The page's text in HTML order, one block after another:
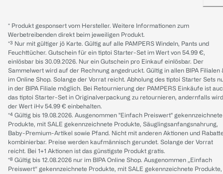
* Produkt gesponsert vom Hersteller. Weitere Informationen zum
Werbetreibenden direkt beim jeweiligen Produkt.
*³ Nur mit gültiger jö Karte. Gültig auf alle PAMPERS Windeln, Pants und
Feuchttücher. Gutschein für ein tiptoi Starter-Set im Wert von 54.99 €,
einlösbar bis 30.09.2026. Nur ein Gutschein pro Einkauf einlösbar. Der
Sammelwert wird auf der Rechnung angedruckt. Gültig in allen BIPA Filialen
im Online Shop. Solange der Vorrat reicht. Abholung des tiptoi Starter Sets
in der BIPA Filiale möglich. Bei Retournierung der PAMPERS Einkäufe ist
das tiptoi Starter-Set in Originalverpackung zu retournieren, andernfalls wird
der Wert iHv 54.99 € einbehalten.
*⁴ Gültig bis 19.08.2026. Ausgenommen "Einfach Preiswert" gekennzeichnete
Produkte, mit SALE gekennzeichnete Produkte, Säuglingsanfangsnahrung,
Baby-Premium-Artikel sowie Pfand. Nicht mit anderen Aktionen und
kombinierbar. Preise werden kaufmännisch gerundet. Solange der Vorrat
reicht. Bei 1+1 Aktionen ist das günstigste Produkt gratis.
*⁸ Gültig bis 12.08.2026 nur im BIPA Online Shop. Ausgenommen „Einfach
Preiswert“ gekennzeichnete Produkte, mit SALE gekennzeichnete Produkte,